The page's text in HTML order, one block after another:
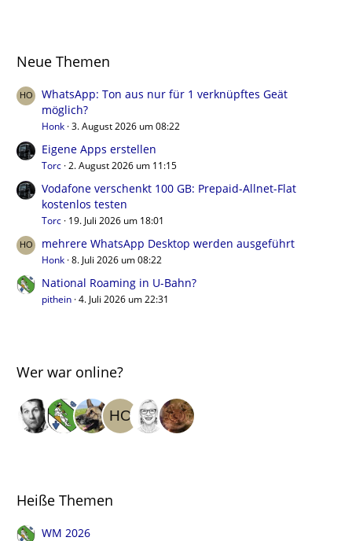
Neue Themen
WhatsApp: Ton aus nur für 1 verknüpftes Geät
möglich?
Honk 3. August 2026 um 08:22
Eigene Apps erstellen
Torc 2. August 2026 um 11:15
Vodafone verschenkt 100 GB: Prepaid-Allnet-Flat
kostenlos testen
Torc 19. Juli 2026 um 18:01
mehrere WhatsApp Desktop werden ausgeführt
Honk 8. Juli 2026 um 08:22
National Roaming in U-Bahn?
pithein 4. Juli 2026 um 22:31
Wer war online?
Heiße Themen
WM 2026